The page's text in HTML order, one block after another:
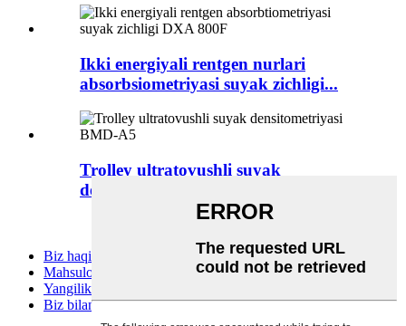
Ikki energiyali rentgen nurlari
absorbsiometriyasi suyak zichligi...
Trolley ultratovushli suyak
densitometriyasi BMD-A5
Biz haqimizda
Mahsulotlar
Yangiliklar
Biz bilan bog'lanish